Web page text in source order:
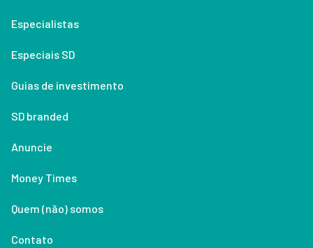
Especialistas
Especiais SD
Guias de investimento
SD branded
Anuncie
Money Times
Quem (não) somos
Contato